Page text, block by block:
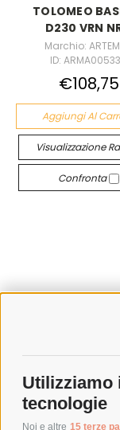
Utilizziamo
tecnologie
Noi e altre 15 terze
TOLOMEO
D230 VRN
Marchio:
ID:
€108,75
Aggiungi Al
Visualizzazione
Confronta